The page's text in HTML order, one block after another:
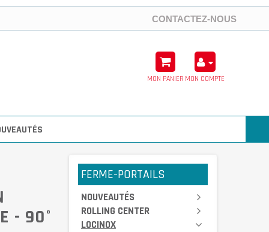
CONTACTEZ-NOUS
MON PANIER MON COMPTE
- 90°
FERME-PORTAILS
NOUVEAUTÉS
ROLLING CENTER
LOCINOX